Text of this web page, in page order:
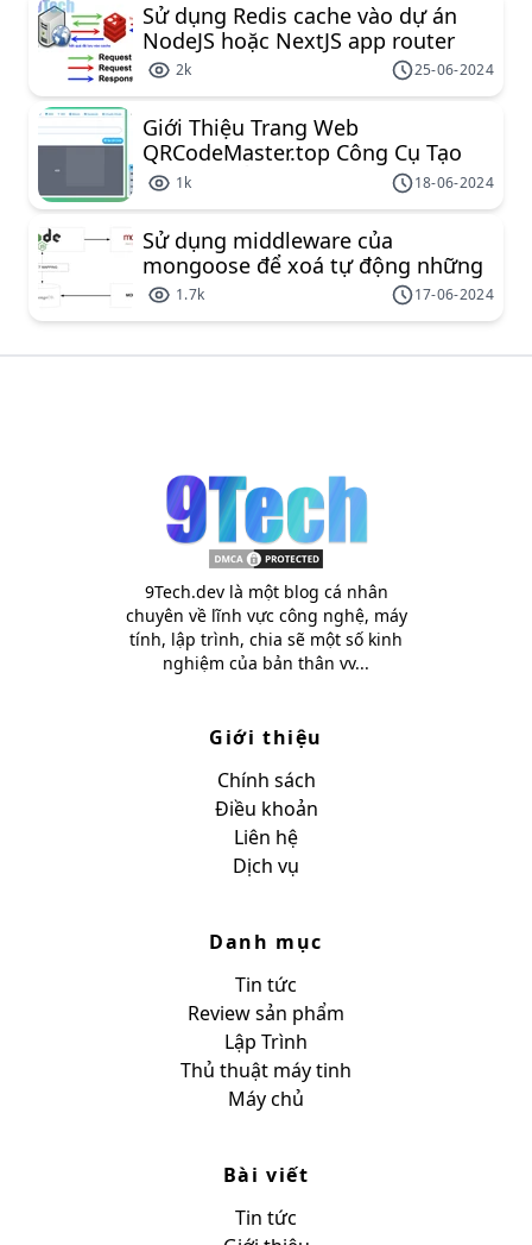
Sử dụng Redis cache vào dự án
NodeJS hoặc NextJS app router
2k 25-06-2024
Giới Thiệu Trang Web
QRCodeMaster.top Công Cụ Tạo
Mã QR Miễn Phí Đa Năng
1k 18-06-2024
Sử dụng middleware của
mongoose để xoá tự động những
document liên kết
1.7k 17-06-2024
9Tech.dev là một blog cá nhân
chuyên về lĩnh vực công nghệ, máy
tính, lập trình, chia sẽ một số kinh
nghiệm của bản thân vv...
Giới thiệu
Chính sách
Điều khoản
Liên hệ
Dịch vụ
Danh mục
Tin tức
Review sản phẩm
Lập Trình
Thủ thuật máy tinh
Máy chủ
Bài viết
Tin tức